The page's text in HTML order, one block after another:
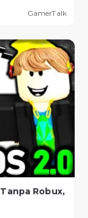
GamerTalk
Robux,